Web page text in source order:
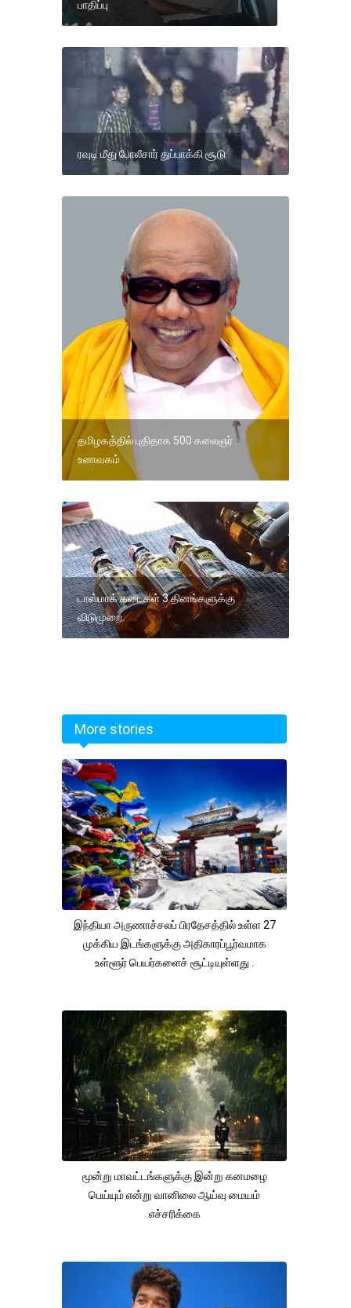
பாதிப்பு
ரவுடி மீது போலீசார் துப்பாக்கி சூடு
தமிழகத்தில் புதிதாக 500 கலைஞர்
உணவகம்
டாஸ்மாக் கடைகள் 3 தினங்களுக்கு
விடுமுறை.
More stories
இந்தியா அருணாச்சலப் பிரதேசத்தில் உள்ள 27
முக்கிய இடங்களுக்கு அதிகாரப்பூர்வமாக
உள்ளூர் பெயர்களைச் சூட்டியுள்ளது .
மூன்று மாவட்டங்களுக்கு இன்று கனமழை
பெய்யும் என்று வானிலை ஆய்வு மையம்
எச்சரிக்கை